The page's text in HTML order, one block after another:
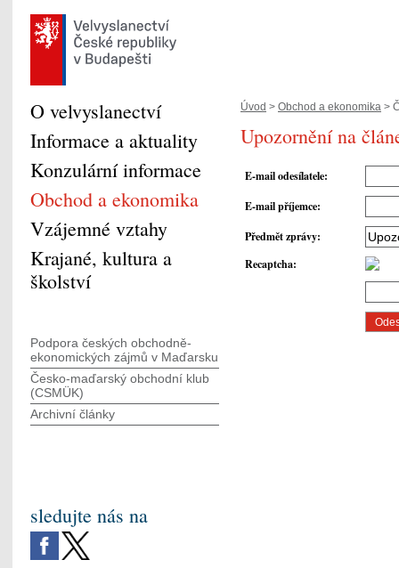
Úvod > Obchod a ekonomika >
Upozornění na
E-mail odesílatele:
E-mail příjemce:
Předmět zprávy:
Recaptcha:
O velvyslanectví
Informace a aktuality
Konzulární informace
Obchod a ekonomika
Vzájemné vztahy
Krajané, kultura a
školství
Podpora českých obchodně-
ekonomických zájmů v Maďarsku
Česko-maďarský obchodní klub
(CSMÜK)
Archivní články
sledujte nás na